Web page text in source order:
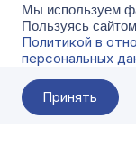
Мы используем
Пользуясь
Политикой в
персональных
Принять